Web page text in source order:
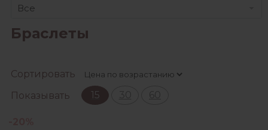
Все
Браслеты
Сортировать
Показывать
15